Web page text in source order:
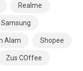
Realme
Samsung
Alam Shopee
Zus COffee